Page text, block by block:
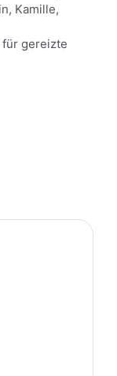
Kamille,
für gereizte